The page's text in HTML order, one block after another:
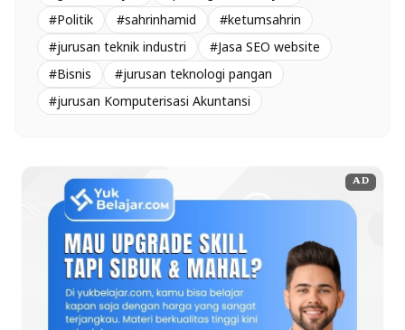
#Politik
#sahrinhamid
#ketumsahrin
#jurusan teknik industri
#Jasa SEO website
#Bisnis
#jurusan teknologi pangan
#jurusan Komputerisasi Akuntansi
AD